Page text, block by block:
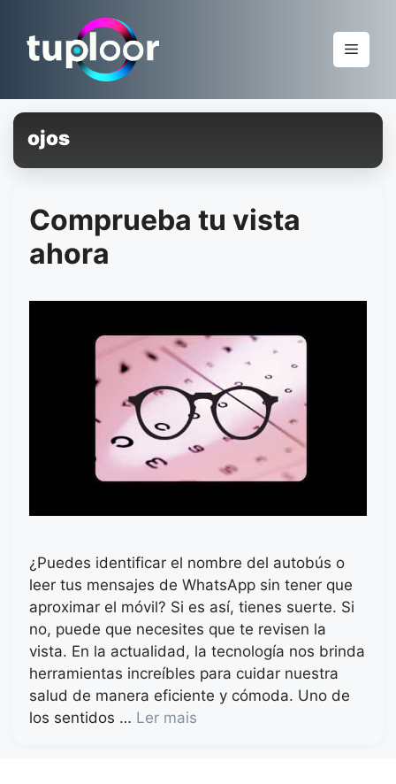
para
Menu
ojos
Comprueba tu vista
ahora
¿Puedes identificar el nombre del autobús o
leer tus mensajes de WhatsApp sin tener que
aproximar el móvil? Si es así, tienes suerte. Si
no, puede que necesites que te revisen la
vista. En la actualidad, la tecnología nos brinda
herramientas increíbles para cuidar nuestra
salud de manera eficiente y cómoda. Uno de
los sentidos … Ler mais